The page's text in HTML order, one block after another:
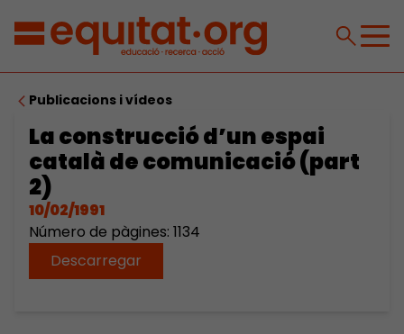
Publicacions i vídeos
La construcció d’un espai
català de comunicació (part
2)
10/02/1991
Número de pàgines: 1134
Descarregar